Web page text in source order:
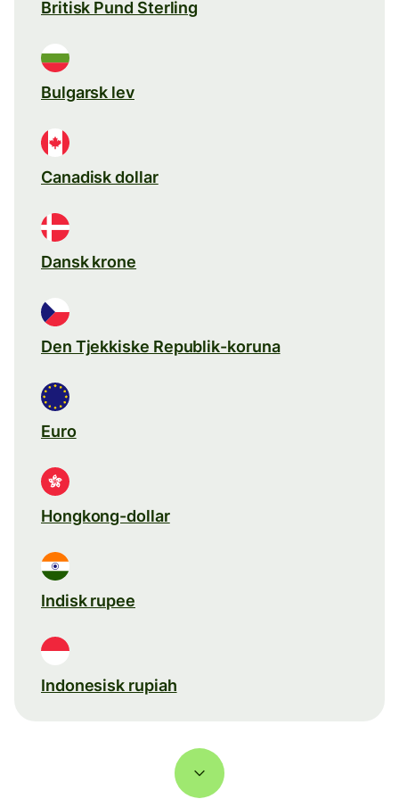
Britisk Pund Sterling
Bulgarsk lev
Canadisk dollar
Dansk krone
Den Tjekkiske Republik-koruna
Euro
Hongkong-dollar
Indisk rupee
Indonesisk rupiah